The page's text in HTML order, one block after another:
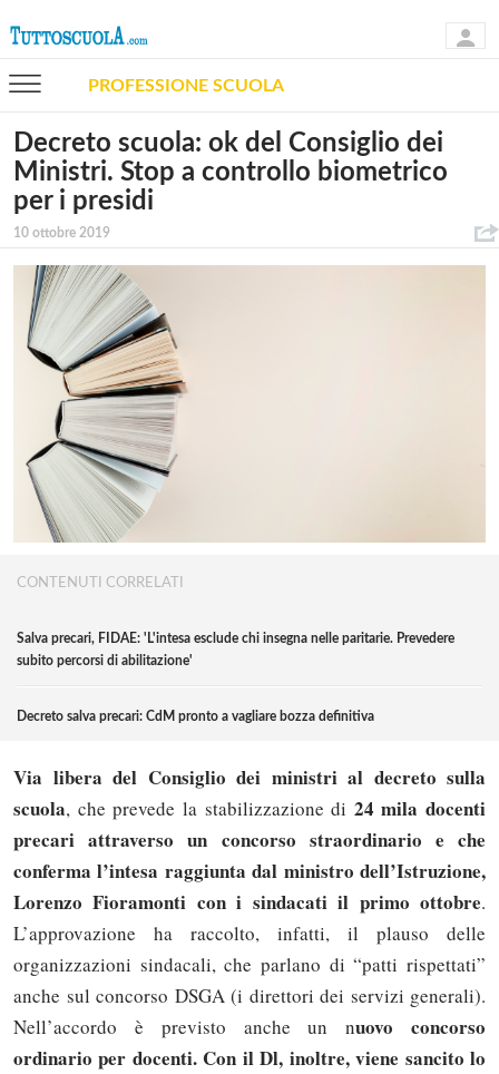
PROFESSIONE SCUOLA
Decreto scuola: ok del Consiglio dei
Ministri. Stop a controllo biometrico
per i presidi
10 ottobre 2019
CONTENUTI CORRELATI
Salva precari, FIDAE: 'L'intesa esclude chi insegna nelle paritarie. Prevedere
subito percorsi di abilitazione'
Decreto salva precari: CdM pronto a vagliare bozza definitiva
Via libera del Consiglio dei ministri al decreto sulla
scuola, che prevede la stabilizzazione di 24 mila docenti
precari attraverso un concorso straordinario e che
conferma l’intesa raggiunta dal ministro dell’Istruzione,
Lorenzo Fioramonti con i sindacati il primo ottobre.
L’approvazione ha raccolto, infatti, il plauso delle
organizzazioni sindacali, che parlano di “patti rispettati”
anche sul concorso DSGA (i direttori dei servizi generali).
Nell’accordo è previsto anche un nuovo concorso
ordinario per docenti. Con il Dl, inoltre, viene sancito lo